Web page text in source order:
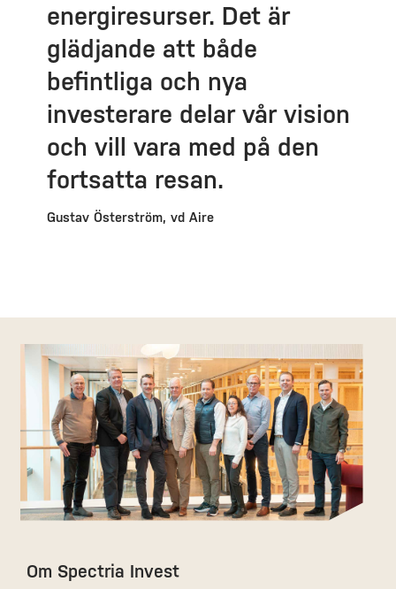
energiresurser. Det är
glädjande att både
befintliga och nya
investerare delar vår vision
och vill vara med på den
fortsatta resan.
Gustav Österström, vd Aire
Om Spectria Invest